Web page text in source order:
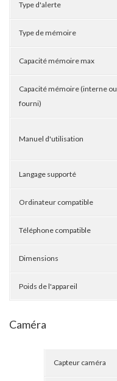
Type d'alerte
Type de mémoire
Capacité mémoire max
Capacité mémoire (interne ou
fourni)
Manuel d'utilisation
Langage supporté
Ordinateur compatible
Téléphone compatible
Dimensions
Poids de l'appareil
Caméra
Capteur caméra